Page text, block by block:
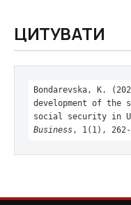
ЦИТУВАТИ
Вondarevska, K.
development of
social security in
Business, 1(1), 262-